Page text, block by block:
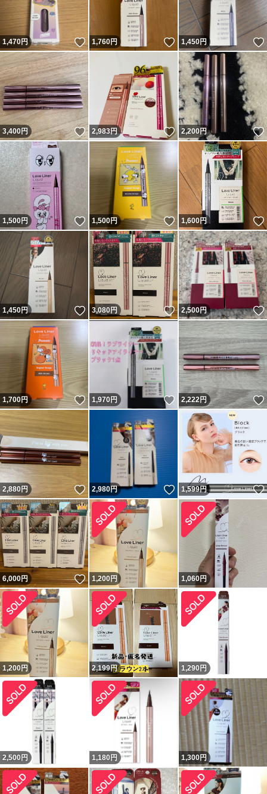
1,470円 いいね！
1,760円 いいね！
1,450円
3,400円 いいね！
2,983円 いいね！
2,200円
1,500円 いいね！
1,500円 いいね！
1,600円
1,450円 いいね！
3,080円 いいね！
2,500円
1,700円 いいね！
1,970円 いいね！
2,222円
2,880円 いいね！
2,980円 いいね！
1,599円
6,000円 いいね！
1,200円 1,060円
1,200円 2,199円 1,290 円
2,500 円 1,180 円 1,300円